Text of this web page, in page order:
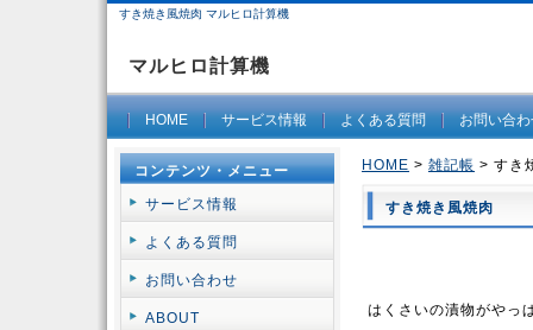
すき焼き風焼肉 マルヒロ計算機
マルヒロ計算機
HOME サービス情報 よくある質問 お問い合
HOME > 雑記帳 > すき
すき焼き風焼肉
はくさいの漬物がやっ
コンテンツ・メニュー
サービス情報
よくある質問
お問い合わせ
ABOUT